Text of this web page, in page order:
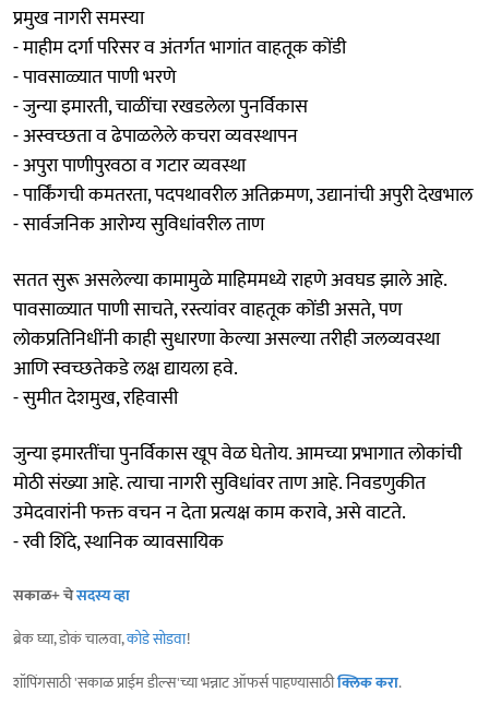
प्रमुख नागरी समस्या
- माहीम दर्गा परिसर व अंतर्गत भागांत वाहतूक कोंडी
- पावसाळ्यात पाणी भरणे
- जुन्या इमारती, चाळींचा रखडलेला पुनर्विकास
- अस्वच्छता व ढेपाळलेले कचरा व्यवस्थापन
- अपुरा पाणीपुरवठा व गटार व्यवस्था
- पार्किंगची कमतरता, पदपथावरील अतिक्रमण, उद्यानांची अपुरी देखभाल
- सार्वजनिक आरोग्य सुविधांवरील ताण
सतत सुरू असलेल्या कामामुळे माहिममध्ये राहणे अवघड झाले आहे.
पावसाळ्यात पाणी साचते, रस्त्यांवर वाहतूक कोंडी असते, पण
लोकप्रतिनिधींनी काही सुधारणा केल्या असल्या तरीही जलव्यवस्था
आणि स्वच्छतेकडे लक्ष द्यायला हवे.
- सुमीत देशमुख, रहिवासी
जुन्या इमारतींचा पुनर्विकास खूप वेळ घेतोय. आमच्या प्रभागात लोकांची
मोठी संख्या आहे. त्याचा नागरी सुविधांवर ताण आहे. निवडणुकीत
उमेदवारांनी फक्त वचन न देता प्रत्यक्ष काम करावे, असे वाटते.
- रवी शिंदे, स्थानिक व्यावसायिक
सकाळ+ चेसदस्य व्हा
ब्रेक घ्या, डोकं चालवा,कोडे सोडवा!
शॉपिंगसाठी 'सकाळ प्राईम डील्स'च्या भन्नाट ऑफर्स पाहण्यासाठीक्लिक करा.